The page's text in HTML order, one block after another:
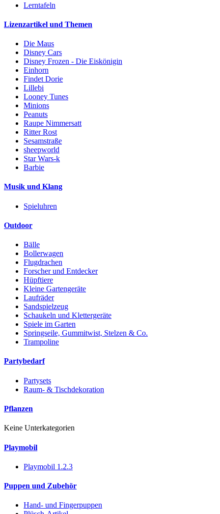
Lerntafeln
Lizenzartikel und Themen
Die Maus
Disney Cars
Disney Frozen - Die Eiskönigin
Einhorn
Findet Dorie
Lillebi
Looney Tunes
Minions
Peanuts
Raupe Nimmersatt
Ritter Rost
Sesamstraße
sheepworld
Star Wars-k
Barbie
Musik und Klang
Spieluhren
Outdoor
Bälle
Bollerwagen
Flugdrachen
Forscher und Entdecker
Hüpftiere
Kleine Gartengeräte
Laufräder
Sandspielzeug
Schaukeln und Klettergeräte
Spiele im Garten
Springseile, Gummitwist, Stelzen & Co.
Trampoline
Partybedarf
Partysets
Raum- & Tischdekoration
Pflanzen
Keine Unterkategorien
Playmobil
Playmobil 1.2.3
Puppen und Zubehör
Hand- und Fingerpuppen